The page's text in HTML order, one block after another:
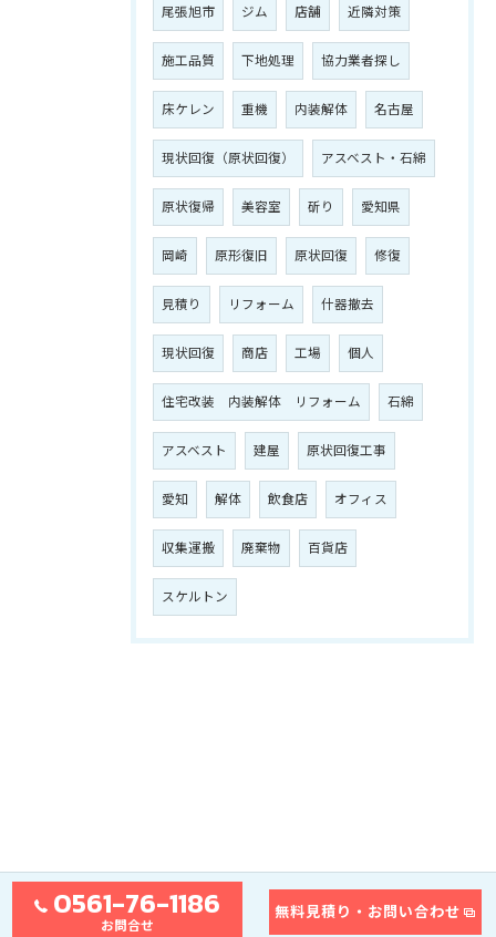
尾張旭市 ジム 店舗 近隣対策
施工品質 下地処理 協力業者探し
床ケレン 重機 内装解体 名古屋
現状回復（原状回復） アスベスト・石綿
原状復帰 美容室 斫り 愛知県
岡崎 原形復旧 原状回復 修復
見積り リフォーム 什器撤去
現状回復 商店 工場 個人
住宅改装 内装解体 リフォーム 石綿
アスベスト 建屋 原状回復工事
愛知 解体 飲食店 オフィス
収集運搬 廃棄物 百貨店
スケルトン
0561-76-1186
お問合せ
無料見積り・お問い合わせ